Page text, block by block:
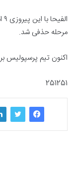
مرحله حذفی شد.
اکنون تیم پرسپولیس
251251